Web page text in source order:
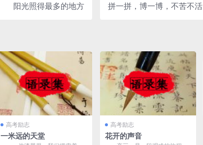
阳光照得最多的地方 拼一拼，博一博，不苦不活
高考励志
一米远的天堂
高考励志
花开的声音